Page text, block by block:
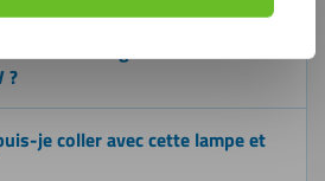
t-elle également avec
?
je coller avec cette lampe et